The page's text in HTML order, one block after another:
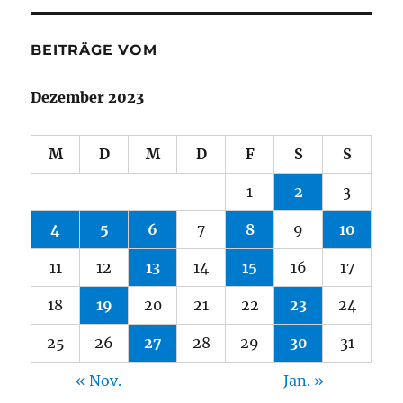
BEITRÄGE VOM
Dezember 2023
M D M D F S S
1 2 3
4 5 6 7 8 9 10
11 12 13 14 15 16 17
18 19 20 21 22 23 24
25 26 27 28 29 30 31
« Nov. Jan. »